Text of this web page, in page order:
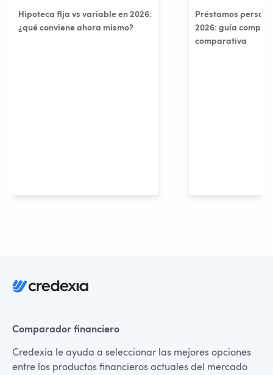
Hipoteca fija vs variable en 2026:
¿qué conviene ahora mismo?
Préstamos
2026: guía
comparativa
Comparador financiero
Credexia le ayuda a seleccionar las mejores opciones
entre los productos financieros actuales del mercado